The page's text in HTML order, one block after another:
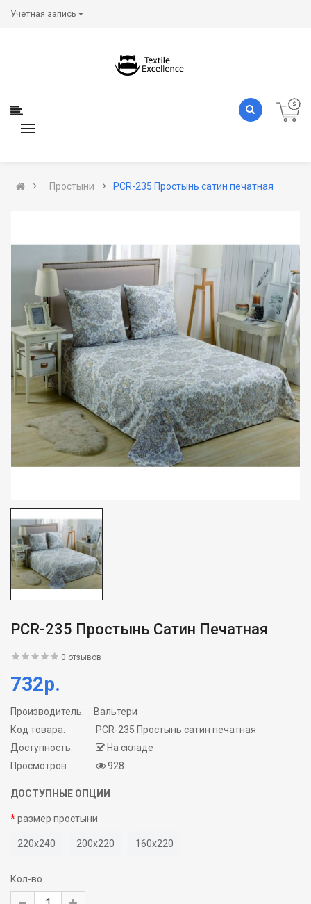
Учетная запись
Простыни PCR-235 Простынь сатин печатная
PCR-235 Простынь Сатин Печатная
0 отзывов
732р.
Производитель:
Вальтери
Код товара:
PCR-235 Простынь сатин печатная
Доступность:
На складе
Просмотров
928
ДОСТУПНЫЕ ОПЦИИ
размер простыни
220x240 200x220 160x220
Кол-во